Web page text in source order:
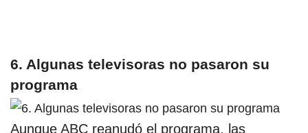
6. Algunas televisoras no pasaron su
programa
Aunque ABC reanudó el programa, las